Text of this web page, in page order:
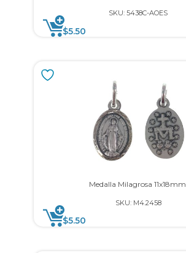
SKU: 5438C-AOES
$5.50
Medalla Milagrosa 11x18mm
SKU: M4.2458
$5.50